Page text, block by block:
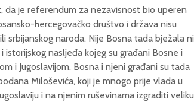
je referendum za nezavisnost bio uperen
hercegovačko društvo i država nisu
srbijanskog naroda. Nije Bosna tada bježala ni
nasljeđa kojeg su građani Bosne i
i Jugoslavijom. Bosna i njeni građani su tada
Miloševića, koji je mnogo prije vlada u
i na njenim ruševinama izgraditi veliku